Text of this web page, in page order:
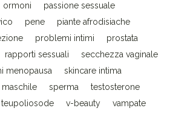
ormoni
passione sessuale
pene
piante afrodisiache
problemi intimi
prostata
rapporti sessuali
secchezza vaginale
menopausa
skincare intima
maschile
sperma
testosterone
teupoliosode v-beauty
vampate